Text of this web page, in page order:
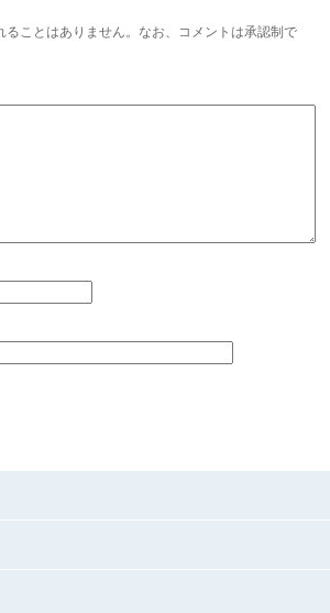
ることはありません。なお、コメントは承認制で